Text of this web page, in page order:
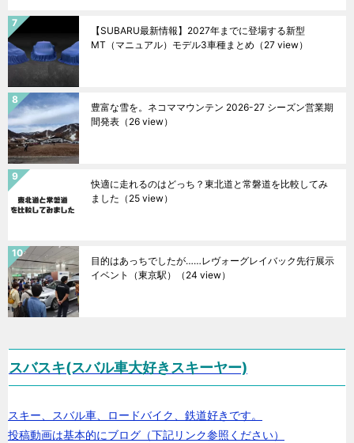
【SUBARU最新情報】2027年までに登場する新型
MT（マニュアル）モデル3車種まとめ （27 view）
豊富な雪を。ネコママウンテン 2026-27 シーズン営業期
間発表 （26 view）
快適に走れるのはどっち？東北道と常磐道を比較してみ
ました （25 view）
目的はあっちでしたが……レヴォーグレイバック先行展示
イベント（東京駅）
（24 view）
スバスキ(スバル車大好きスキーヤー)
スキー、スバル車、ロードバイク、鉄道好きです。
投稿動画は基本的にブログ（下記リンク参照ください）